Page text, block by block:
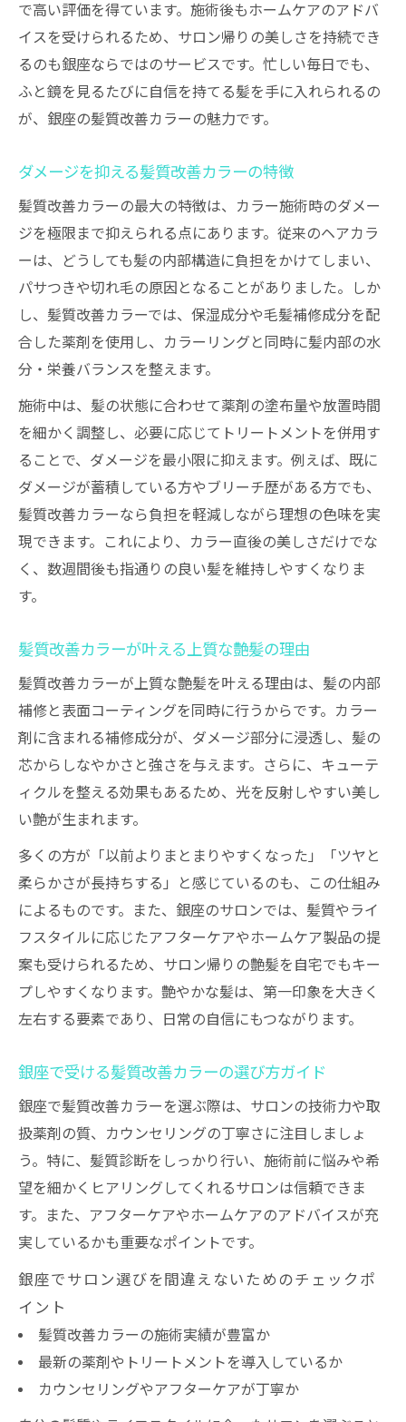
パサつき解消に髪質改善カラーが有効な理
由
果
パサつき悩みも安心の髪質改善カラー施術
法
最新の髪質改善カラーで叶う柔らかな髪質
自信が持てる艶髪の秘訣を大公開
髪質改善カラーが自信につながる理由とは
艶髪を保つ髪質改善カラーのケア方法紹介
髪質改善カラーで周囲に差がつく美髪を実
現
自宅でも続けたい髪質改善カラー後のケア
術
髪質改善カラーで毎日が輝く艶髪習慣を身
につけよう
で高い評価を得ています。施術後もホームケアのアドバ
イスを受けられるため、サロン帰りの美しさを持続でき
るのも銀座ならではのサービスです。忙しい毎日でも、
ふと鏡を見るたびに自信を持てる髪を手に入れられるの
が、銀座の髪質改善カラーの魅力です。
ダメージを抑える髪質改善カラーの特徴
髪質改善カラーの最大の特徴は、カラー施術時のダメー
ジを極限まで抑えられる点にあります。従来のヘアカラ
ーは、どうしても髪の内部構造に負担をかけてしまい、
パサつきや切れ毛の原因となることがありました。しか
し、髪質改善カラーでは、保湿成分や毛髪補修成分を配
合した薬剤を使用し、カラーリングと同時に髪内部の水
分・栄養バランスを整えます。
施術中は、髪の状態に合わせて薬剤の塗布量や放置時間
を細かく調整し、必要に応じてトリートメントを併用す
ることで、ダメージを最小限に抑えます。例えば、既に
ダメージが蓄積している方やブリーチ歴がある方でも、
髪質改善カラーなら負担を軽減しながら理想の色味を実
現できます。これにより、カラー直後の美しさだけでな
く、数週間後も指通りの良い髪を維持しやすくなりま
す。
髪質改善カラーが叶える上質な艶髪の理由
髪質改善カラーが上質な艶髪を叶える理由は、髪の内部
補修と表面コーティングを同時に行うからです。カラー
剤に含まれる補修成分が、ダメージ部分に浸透し、髪の
芯からしなやかさと強さを与えます。さらに、キューテ
ィクルを整える効果もあるため、光を反射しやすい美し
い艶が生まれます。
多くの方が「以前よりまとまりやすくなった」「ツヤと
柔らかさが長持ちする」と感じているのも、この仕組み
によるものです。また、銀座のサロンでは、髪質やライ
フスタイルに応じたアフターケアやホームケア製品の提
案も受けられるため、サロン帰りの艶髪を自宅でもキー
プしやすくなります。艶やかな髪は、第一印象を大きく
左右する要素であり、日常の自信にもつながります。
銀座で受ける髪質改善カラーの選び方ガイド
銀座で髪質改善カラーを選ぶ際は、サロンの技術力や取
扱薬剤の質、カウンセリングの丁寧さに注目しましょ
う。特に、髪質診断をしっかり行い、施術前に悩みや希
望を細かくヒアリングしてくれるサロンは信頼できま
す。また、アフターケアやホームケアのアドバイスが充
実しているかも重要なポイントです。
銀座でサロン選びを間違えないためのチェックポ
イント
髪質改善カラーの施術実績が豊富か
最新の薬剤やトリートメントを導入しているか
カウンセリングやアフターケアが丁寧か